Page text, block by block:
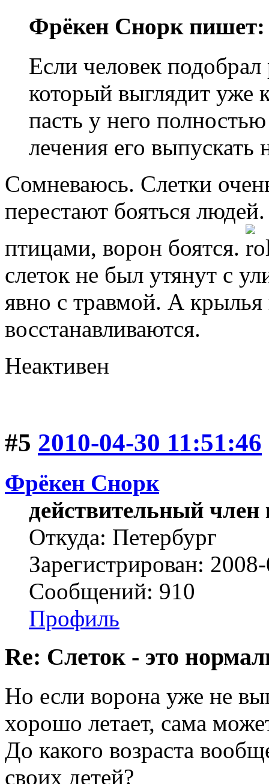
Фрёкен Снорк пишет:
Если человек
который выглядит уже
пасть у него
лечения его выпускать
Сомневаюсь. Слетки
перестают бояться
птицами, ворон боятся.
слеток не был утянут с
явно с травмой. А
восстанавливаются.
Неактивен
#5 2010-04-30 11:51:46
Фрёкен Снорк
действительный член
Откуда: Петербург
Зарегистрирован:
Сообщений: 910
Профиль
Re: Слеток - это
Но если ворона уже не
хорошо летает, сама
До какого возраста
своих детей?